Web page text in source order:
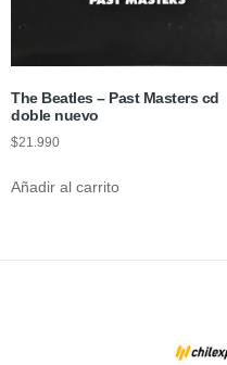
The Beatles – Past Masters cd
doble nuevo
$21.990
Añadir al carrito